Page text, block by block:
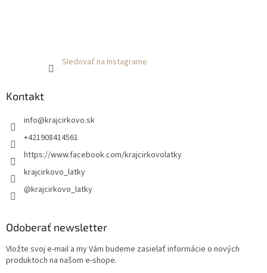
Sledovať na Instagrame
Kontakt
info@krajcirkovo.sk
+421908414561
https://www.facebook.com/krajcirkovolatky
krajcirkovo_latky
@krajcirkovo_latky
Odoberať newsletter
Vložte svoj e-mail a my Vám budeme zasielať informácie o nových
produktoch na našom e-shope.